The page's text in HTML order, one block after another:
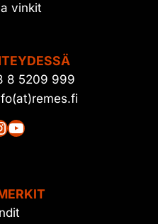
vinkit
8 5209 999
YouTube